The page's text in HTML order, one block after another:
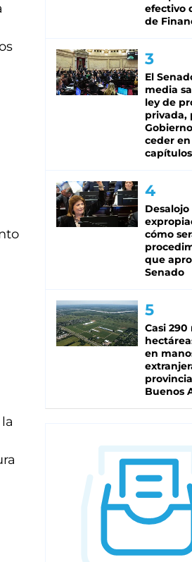
efectivo
de
El
media
ley de
privada,
ceder
capítulos
cómo
que
Senado
Casi 290
en
Buenos